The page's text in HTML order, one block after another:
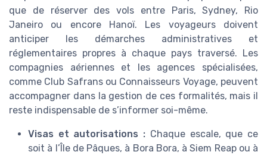
que de réserver des vols entre Paris, Sydney, Rio
Janeiro ou encore Hanoï. Les voyageurs doivent
anticiper les démarches administratives et
réglementaires propres à chaque pays traversé. Les
compagnies aériennes et les agences spécialisées,
comme Club Safrans ou Connaisseurs Voyage, peuvent
accompagner dans la gestion de ces formalités, mais il
reste indispensable de s’informer soi-même.
Visas et autorisations : Chaque escale, que ce
soit à l’Île de Pâques, à Bora Bora, à Siem Reap ou à